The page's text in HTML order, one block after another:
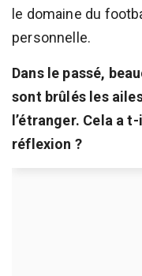
le domaine du
personnelle.
Dans le passé,
sont brûlés les
l’étranger. Cela a
réflexion ?